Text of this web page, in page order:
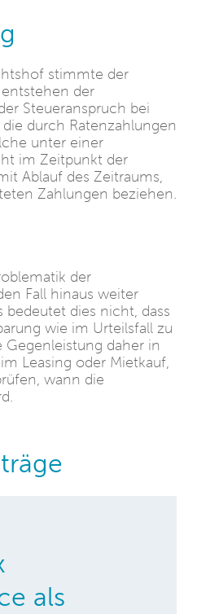
stimmte der
der
Steueranspruch bei
durch Ratenzahlungen
unter einer
im Zeitpunkt der
Ablauf des Zeitraums,
Zahlungen beziehen.
der
Fall hinaus weiter
bedeutet dies nicht, dass
wie im Urteilsfall zu
Gegenleistung daher in
Leasing oder Mietkauf,
wann die
als